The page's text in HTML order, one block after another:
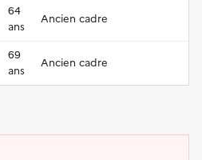
64
ans
Ancien cadre
69
ans
Ancien cadre